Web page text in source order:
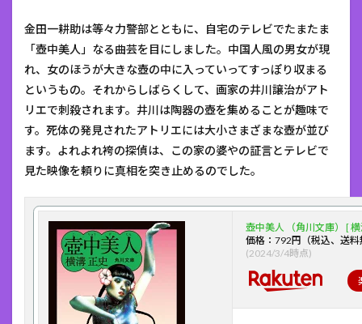
金田一耕助は等々力警部とともに、自宅のテレビでたまたま
「壺中美人」なる曲芸を目にしました。中国人風の男女が現
れ、女のほうが大きな壺の中に入っていってすっぽり収まる
というもの。それからしばらくして、画家の井川譲治がアト
リエで刺殺されます。井川は陶器の壺を集めることが趣味で
す。死体の発見されたアトリエには大小さまざまな壺が並び
ます。よれよれ袴の探偵は、この家の婆やの証言とテレビで
見た映像を頼りに真相を突き止めるのでした。
壺中美人 （角川文庫） [
価格：792円（税込、送料
(2024/3/4時点)